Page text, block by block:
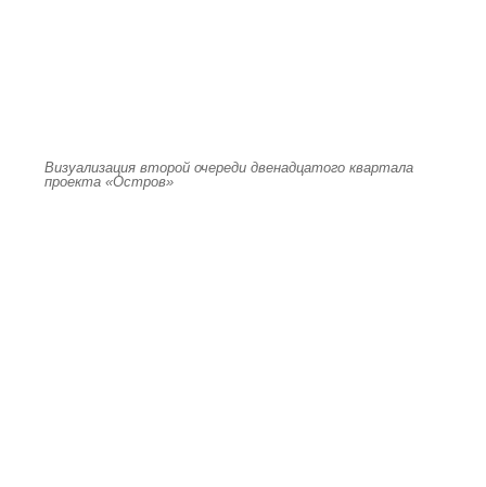
Визуализация второй очереди двенадцатого квартала
проекта «Остров»